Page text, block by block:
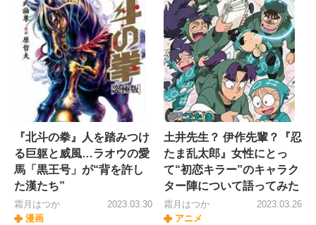
『北斗の拳』人を踏みつけ
る巨躯と威風…ラオウの愛
馬「黒王号」が“背を許し
た漢たち”
霜月はつか
漫画
2023.03.30
土井先生？ 伊作先輩？『忍
たま乱太郎』女性にとっ
て“初恋キラー”のキャラク
ター陣について語ってみた
霜月はつか
アニメ
2023.03.26